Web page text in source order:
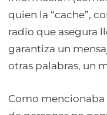
quien la “cache”,
radio que asegura
garantiza un
otras palabras, un
Como mencionaba